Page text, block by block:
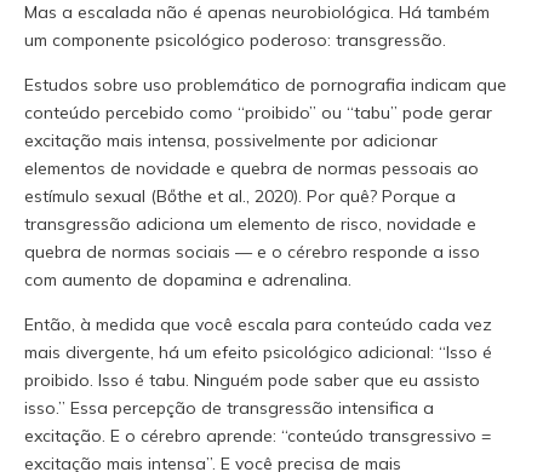
Mas a escalada não é apenas neurobiológica. Há também
um componente psicológico poderoso: transgressão.
Estudos sobre uso problemático de pornografia indicam que
conteúdo percebido como “proibido” ou “tabu” pode gerar
excitação mais intensa, possivelmente por adicionar
elementos de novidade e quebra de normas pessoais ao
estímulo sexual (Bőthe et al., 2020). Por quê? Porque a
transgressão adiciona um elemento de risco, novidade e
quebra de normas sociais — e o cérebro responde a isso
com aumento de dopamina e adrenalina.
Então, à medida que você escala para conteúdo cada vez
mais divergente, há um efeito psicológico adicional: “Isso é
proibido. Isso é tabu. Ninguém pode saber que eu assisto
isso.” Essa percepção de transgressão intensifica a
excitação. E o cérebro aprende: “conteúdo transgressivo =
excitação mais intensa”. E você precisa de mais